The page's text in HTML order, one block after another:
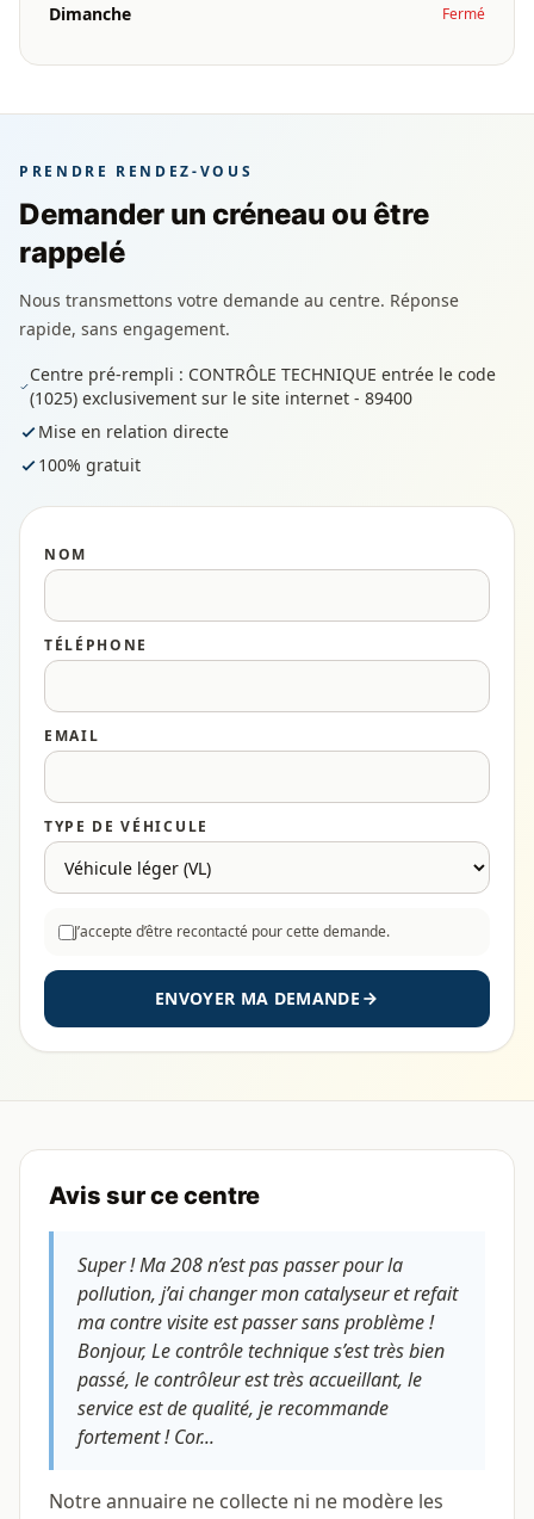
Dimanche Fermé
PRENDRE RENDEZ-VOUS
Demander un créneau ou être
rappelé
Nous transmettons votre demande au centre. Réponse
rapide, sans engagement.
Centre pré-rempli : CONTRÔLE TECHNIQUE entrée le code
(1025) exclusivement sur le site internet - 89400
Mise en relation directe
100% gratuit
NOM
TÉLÉPHONE
EMAIL
TYPE DE VÉHICULE
J’accepte d’être recontacté pour cette demande.
ENVOYER MA DEMANDE
Avis sur ce centre
Super ! Ma 208 n’est pas passer pour la
pollution, j’ai changer mon catalyseur et refait
ma contre visite est passer sans problème !
Bonjour, Le contrôle technique s’est très bien
passé, le contrôleur est très accueillant, le
service est de qualité, je recommande
fortement ! Cor...
Notre annuaire ne collecte ni ne modère les